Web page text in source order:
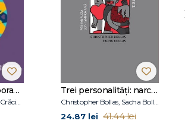
Orientări contemporane în psihoterapie și consiliere psihologică Trei personalități: narcisică, borderline, maniaco-depresivă
24.87 lei 41.44 lei